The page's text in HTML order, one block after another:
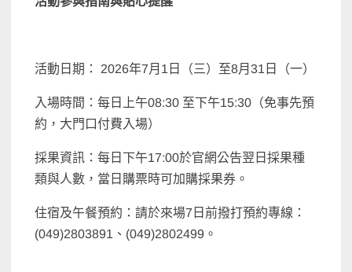
活動日期： 2026年7月1日（三）至8月31日（一）
入場時間：每日上午08:30 至下午15:30（免事先預
約，大門口付費入場）
採果資訊：每日下午17:00於官網公告翌日採果種
類與人數，當日購票時可加購採果券。
住宿及午餐預約：請於來場7日前撥打預約專線：
(049)2803891、(049)2802499。